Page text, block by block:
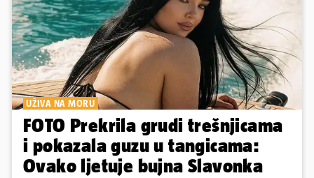
UŽIVA NA MORU
FOTO Prekrila grudi trešnjicama
i pokazala guzu u tangicama:
Ovako ljetuje bujna Slavonka